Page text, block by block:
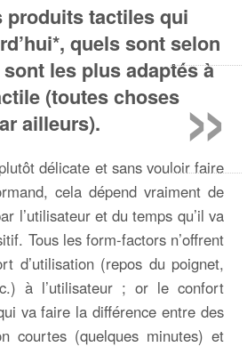
produits tactiles qui
quels sont selon
les plus adaptés à
(toutes choses
ailleurs).
délicate et sans vouloir faire
cela dépend vraiment de
l’utilisateur et du temps qu’il va
Tous les form-factors n’offrent
d’utilisation (repos du poignet,
à l’utilisateur ; or le confort
va faire la différence entre des
courtes (quelques minutes) et
»